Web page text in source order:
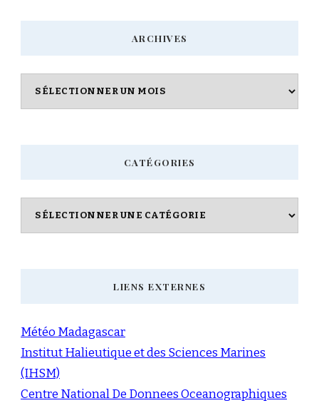
ARCHIVES
Archives
CATÉGORIES
Catégories
LIENS EXTERNES
Météo Madagascar
Institut Halieutique et des Sciences Marines
(IHSM)
Centre National De Donnees Oceanographiques